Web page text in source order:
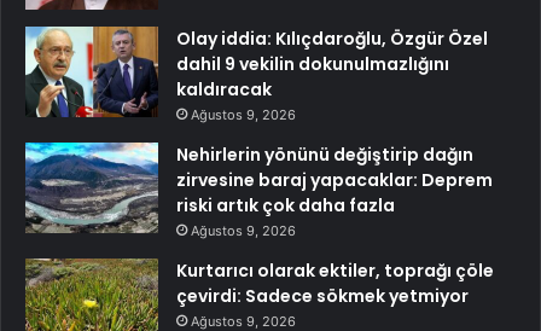
Olay iddia: Kılıçdaroğlu, Özgür Özel
dahil 9 vekilin dokunulmazlığını
kaldıracak
Ağustos 9, 2026
Nehirlerin yönünü değiştirip dağın
zirvesine baraj yapacaklar: Deprem
riski artık çok daha fazla
Ağustos 9, 2026
Kurtarıcı olarak ektiler, toprağı çöle
çevirdi: Sadece sökmek yetmiyor
Ağustos 9, 2026